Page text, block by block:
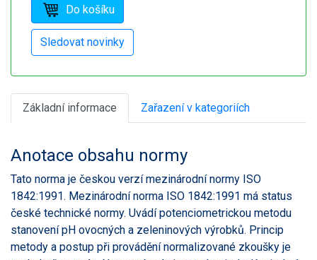
Základní informace Zařazení v kategoriích
Anotace obsahu normy
Tato norma je českou verzí mezinárodní normy ISO
1842:1991. Mezinárodní norma ISO 1842:1991 má status
české technické normy. Uvádí potenciometrickou metodu
stanovení pH ovocných a zeleninových výrobků. Princip
metody a postup při provádění normalizované zkoušky je